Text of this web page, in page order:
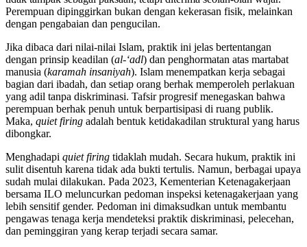
Perempuan dipinggirkan bukan dengan kekerasan fisik, melainkan
dengan pengabaian dan pengucilan.
Jika dibaca dari nilai-nilai Islam, praktik ini jelas bertentangan
dengan prinsip keadilan (al-‘adl) dan penghormatan atas martabat
manusia (karamah insaniyah). Islam menempatkan kerja sebagai
bagian dari ibadah, dan setiap orang berhak memperoleh perlakuan
yang adil tanpa diskriminasi. Tafsir progresif menegaskan bahwa
perempuan berhak penuh untuk berpartisipasi di ruang publik.
Maka, quiet firing adalah bentuk ketidakadilan struktural yang harus
dibongkar.
Menghadapi quiet firing tidaklah mudah. Secara hukum, praktik ini
sulit disentuh karena tidak ada bukti tertulis. Namun, berbagai upaya
sudah mulai dilakukan. Pada 2023, Kementerian Ketenagakerjaan
bersama ILO meluncurkan pedoman inspeksi ketenagakerjaan yang
lebih sensitif gender. Pedoman ini dimaksudkan untuk membantu
pengawas tenaga kerja mendeteksi praktik diskriminasi, pelecehan,
dan peminggiran yang kerap terjadi secara samar.